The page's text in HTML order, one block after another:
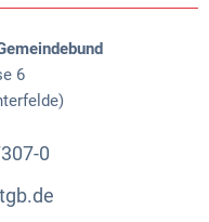
6
0